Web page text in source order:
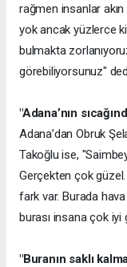
rağmen insanlar
yok ancak yüzlerce
bulmakta
görebiliyorsunuz"
"Adana’nın
Adana’dan Obruk
Takoğlu ise,
Gerçekten çok güzel.
fark var. Burada
burası insana çok iyi
"Buranın saklı